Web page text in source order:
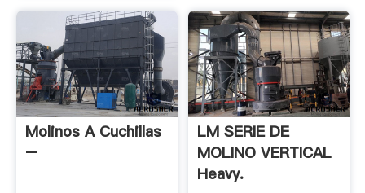
Molinos A Cuchillas
–
LM SERIE DE
MOLINO VERTICAL
Heavy.